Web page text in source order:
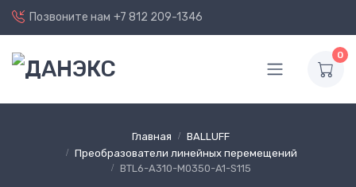
Позвоните нам +7 812 209-1346
0
Главная
BALLUFF
Преобразователи линейных перемещений
BTL6-A310-M0350-A1-S115